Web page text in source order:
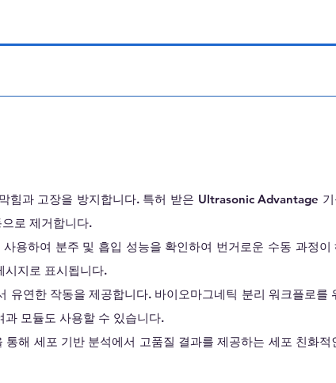
힘과 고장을 방지합니다. 특허 받은 Ultrasonic Advantage
로 제거합니다.
용하여 분주 및 흡입 성능을 확인하여 번거로운 수동 과정이
시지로 표시됩니다.
유연한 작동을 제공합니다. 바이오마그네틱 분리 워크플로를
모듈도 사용할 수 있습니다.
해 세포 기반 분석에서 고품질 결과를 제공하는 세포 친화적